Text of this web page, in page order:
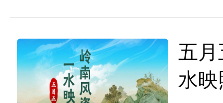
五月
水映